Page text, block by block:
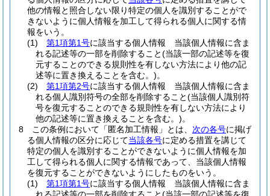
他の情報と照合しない限り特定の個人を識別することがで
きないように個人情報を加工して得られる個人に関する情
報をいう。
(1)
第1項第1号に該当する個人情報 当該個人情報に含ま
れる記述等の一部を削除すること(当該一部の記述等を復
元することのできる規則性を有しない方法により他の記
述等に置き換えることを含む。)。
(2)
第1項第2号に該当する個人情報 当該個人情報に含ま
れる個人識別符号の全部を削除すること(当該個人識別符
号を復元することのできる規則性を有しない方法により
他の記述等に置き換えることを含む。)。
8
この条例において「匿名加工情報」とは、 次の各号に掲げ
る個人情報の区分に応じて当該各号に定める措置を講じて
特定の個人を識別することができないように個人情報を加
工して得られる個人に関する情報であって、当該個人情報
を復元することができないようにしたものをいう。
(1)
第1項第1号に該当する個人情報 当該個人情報に含ま